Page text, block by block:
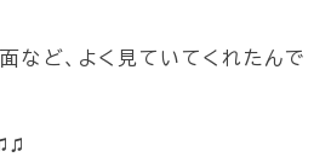
など、よく見ていてくれたんで